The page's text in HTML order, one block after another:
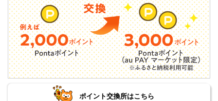
ポイント交換所はこちら